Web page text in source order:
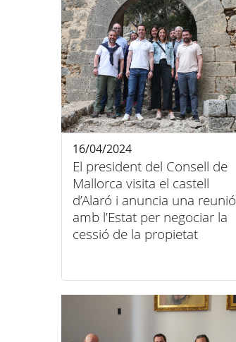
El president del Consell de
Mallorca visita el castell
d’Alaró i anuncia una reunió
amb l’Estat per negociar la
cessió de la propietat
16/04/2024